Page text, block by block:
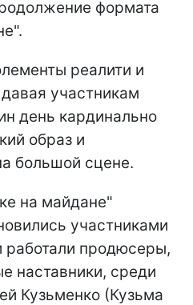
формата
реалити и
участникам
день кардинально
образ и
большой сцене.
на майдане"
участниками
работали продюсеры,
наставники, среди
Кузьменко (Кузьма